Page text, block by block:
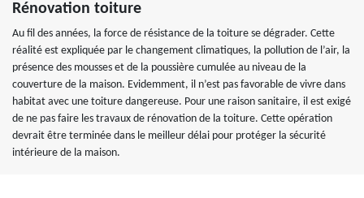
Rénovation toiture
Au fil des années, la force de résistance de la toiture se dégrader. Cette
réalité est expliquée par le changement climatiques, la pollution de l’air, la
présence des mousses et de la poussière cumulée au niveau de la
couverture de la maison. Evidemment, il n’est pas favorable de vivre dans
habitat avec une toiture dangereuse. Pour une raison sanitaire, il est exigé
de ne pas faire les travaux de rénovation de la toiture. Cette opération
devrait être terminée dans le meilleur délai pour protéger la sécurité
intérieure de la maison.